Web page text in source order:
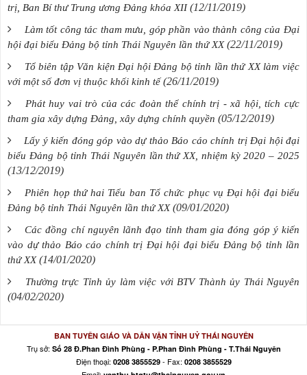
trị, Ban Bí thư Trung ương Đảng khóa XII (12/11/2019)
Làm tốt công tác tham mưu, góp phần vào thành công của Đại
hội đại biểu Đảng bộ tỉnh Thái Nguyên lần thứ XX (22/11/2019)
Tổ biên tập Văn kiện Đại hội Đảng bộ tỉnh lần thứ XX làm việc
với một số đơn vị thuộc khối kinh tế (26/11/2019)
Phát huy vai trò của các đoàn thể chính trị - xã hội, tích cực
tham gia xây dựng Đảng, xây dựng chính quyền (05/12/2019)
Lấy ý kiến đóng góp vào dự thảo Báo cáo chính trị Đại hội đại
biểu Đảng bộ tỉnh Thái Nguyên lần thứ XX, nhiệm kỳ 2020 – 2025
(13/12/2019)
Phiên họp thứ hai Tiểu ban Tổ chức phục vụ Đại hội đại biểu
Đảng bộ tỉnh Thái Nguyên lần thứ XX (09/01/2020)
Các đồng chí nguyên lãnh đạo tỉnh tham gia đóng góp ý kiến
vào dự thảo Báo cáo chính trị Đại hội đại biểu Đảng bộ tỉnh lần
thứ XX (14/01/2020)
Thường trực Tỉnh ủy làm việc với BTV Thành ủy Thái Nguyên
(04/02/2020)
BAN TUYÊN GIÁO VÀ DÂN VẬN TỈNH UỶ THÁI NGUYÊN
Trụ sở: Số 28 Đ.Phan Đình Phùng - P.Phan Đình Phùng - T.Thái Nguyên
Điện thoại: 0208 3855529- Fax: 0208 3855529